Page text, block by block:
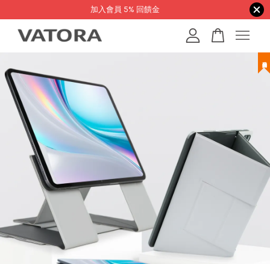
加入會員 5% 回饋金